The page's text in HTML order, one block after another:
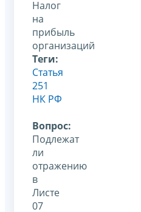
Налог
на
прибыль
организаций
Теги:
Статья
251
НК РФ
Вопрос:
Подлежат
ли
отражению
в
Листе
07